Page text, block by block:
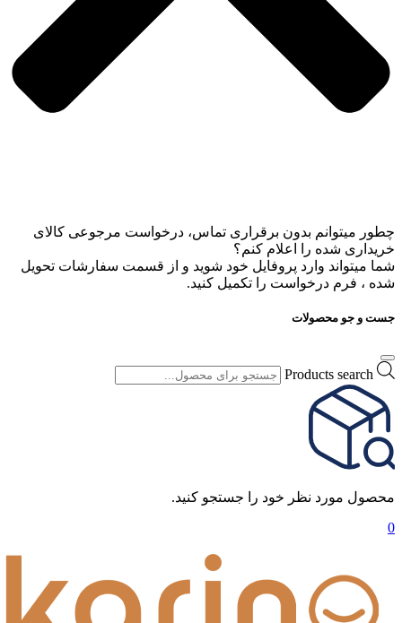
چطور میتوانم بدون برقراری تماس، درخواست مرجوعی کالای
خریداری شده را اعلام کنم؟
شما میتواند وارد پروفایل خود شوید و از قسمت سفارشات تحویل
شده ، فرم درخواست را تکمیل کنید.
جست و جو محصولات
Products search
محصول مورد نظر خود را جستجو کنید.
0